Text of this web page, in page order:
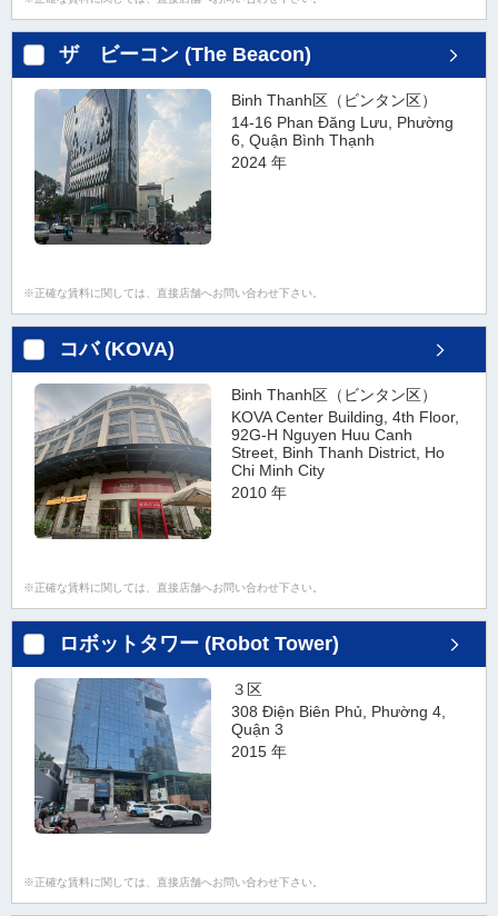
ザ ビーコン (The Beacon)
Binh Thanh区（ビンタン区）
14-16 Phan Đăng Lưu, Phường
6, Quận Bình Thạnh
2024 年
正確な賃料に関しては、直接店舗へお問い合わせ下さい。
コバ (KOVA)
Binh Thanh区（ビンタン区）
KOVA Center Building, 4th Floor,
92G-H Nguyen Huu Canh
Street, Binh Thanh District, Ho
Chi Minh City
2010 年
正確な賃料に関しては、直接店舗へお問い合わせ下さい。
ロボットタワー (Robot Tower)
３区
308 Điện Biên Phủ, Phường 4,
Quận 3
2015 年
正確な賃料に関しては、直接店舗へお問い合わせ下さい。